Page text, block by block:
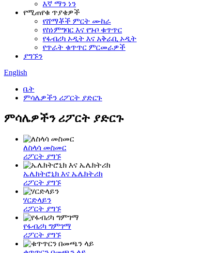
እኛ ማን ነን
የሚጠየቁ ጥያቄዎች
የሸማቾች ምርት ሙከራ
የስነምግባር እና የጉቦ ቁጥጥር
የፋብሪካ ኦዲት እና አቅራቢ ኦዲት
የጥራት ቁጥጥር ምርመራዎች
ያግኙን
English
ቤት
ምሳሌዎችን ሪፖርት ያድርጉ
ምሳሌዎችን ሪፖርት ያድርጉ
ለስላሳ መስመር
ሪፖርት ያግኙ
ኤሌክትሮኒክ እና ኤሌክትሪክ
ሪፖርት ያግኙ
ሃርድላይን
ሪፖርት ያግኙ
የፋብሪካ ግምገማ
ሪፖርት ያግኙ